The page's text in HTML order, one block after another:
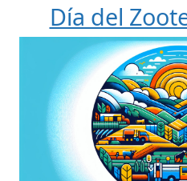
Día del